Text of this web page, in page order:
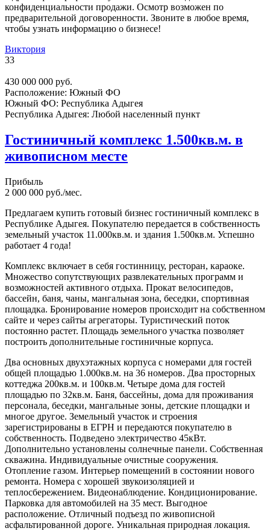
конфиденциальности продажи. Осмотр возможен по
предварительной договоренности. Звоните в любое время,
чтобы узнать информацию о бизнесе!
Виктория
33
430 000 000 руб.
Расположение: Южный ФО
Южный ФО: Республика Адыгея
Республика Адыгея: Любой населенный пункт
Гостиничный комплекс 1.500кв.м. в
живописном месте
Прибыль
2 000 000 руб./мес.
Предлагаем купить готовый бизнес гостиничный комплекс в
Республике Адыгея. Покупателю передается в собственность
земельный участок 11.000кв.м. и здания 1.500кв.м. Успешно
работает 4 года!
Комплекс включает в себя гостинницу, ресторан, караоке.
Множество сопутствующих развлекательных программ и
возможностей активного отдыха. Прокат велосипедов,
бассейн, баня, чаны, мангальная зона, беседки, спортивная
площадка. Бронирование номеров происходит на собственном
сайте и через сайты агрегаторы. Туристический поток
постоянно растет. Площадь земельного участка позволяет
построить дополнительные гостиничные корпуса.
Два основных двухэтажных корпуса с номерами для гостей
общей площадью 1.000кв.м. на 36 номеров. Два просторных
коттеджа 200кв.м. и 100кв.м. Четыре дома для гостей
площадью по 32кв.м. Баня, бассейны, дома для проживания
персонала, беседки, мангальные зоны, детские площадки и
многое другое. Земельный участок и строения
зарегистрированы в ЕГРН и передаются покупателю в
собственность. Подведено электричество 45кВт.
Дополнительно установлены солнечные панели. Собственная
скважина. Индивидуальные очистные сооружения.
Отопление газом. Интерьер помещений в состоянии нового
ремонта. Номера с хорошей звукоизоляцией и
теплосбережением. Видеонаблюдение. Кондиционирование.
Парковка для автомобилей на 35 мест. Выгодное
расположение. Отличный подъезд по живописной
асфальтированной дороге. Уникальная природная локация.